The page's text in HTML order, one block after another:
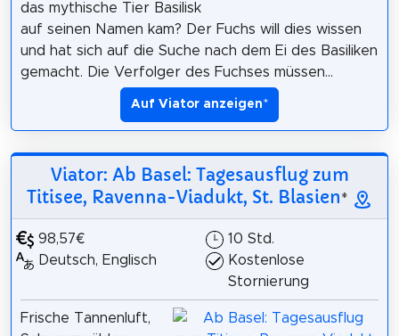
das mythische Tier Basilisk
auf seinen Namen kam? Der Fuchs will dies wissen
und hat sich auf die Suche nach dem Ei des Basiliken
gemacht. Die Verfolger des Fuchses müssen...
Auf Viator anzeigen*
Viator: Ab Basel: Tagesausflug zum
Titisee, Ravenna-Viadukt, St. Blasien*
98,57€
Deutsch, Englisch
10 Std.
Kostenlose
Stornierung
Frische Tannenluft,